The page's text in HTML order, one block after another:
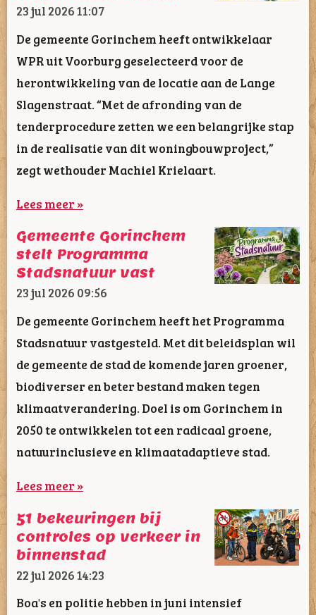
23 jul 202611:07
De gemeente Gorinchem heeft ontwikkelaar
WPR uit Voorburg geselecteerd voor de
herontwikkeling van de locatie aan de Lange
Slagenstraat. “Met de afronding van de
tenderprocedure zetten we een belangrijke stap
in de realisatie van dit woningbouwproject,”
zegt wethouder Machiel Krielaart.
Lees meer »
Gemeente Gorinchem
stelt Programma
Stadsnatuur vast
23 jul 2026 09:56
De gemeente Gorinchem heeft het Programma
Stadsnatuur vastgesteld. Met dit beleidsplan wil
de gemeente de stad de komende jaren groener,
biodiverser en beter bestand maken tegen
klimaatverandering. Doel is om Gorinchem in
2050 te ontwikkelen tot een radicaal groene,
natuurinclusieve en klimaatadaptieve stad.
Lees meer »
51 bekeuringen bij
controles op verkeer in
binnenstad
22 jul 202614:23
Boa's en politie hebben in juni intensief